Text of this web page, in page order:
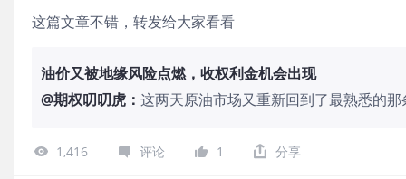
好一家公司，期权可以怎么表达09:14 为
分价值投资和披着价值投资外衣的投机
18:28 本期总结：期权不是让投资更激进
这篇文章不错，转发给大家看看
油价又被地缘风险点燃，收权利金机会出现
@期权叨叨虎 ： 这两天原油市场又重新回到了最熟悉的
易“霍尔木兹风险”和中东原油出口收缩
和 $WTI原油主连 2605(CLmain)$ 都重
1,416 评论 1 分享